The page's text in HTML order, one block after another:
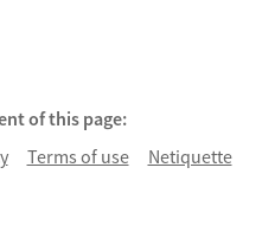
of this page:
Terms of use Netiquette